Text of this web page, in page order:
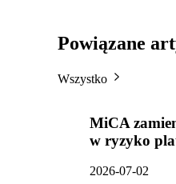
Powiązane
Wszystko
MiCA
w ryzyko
2026-07-02